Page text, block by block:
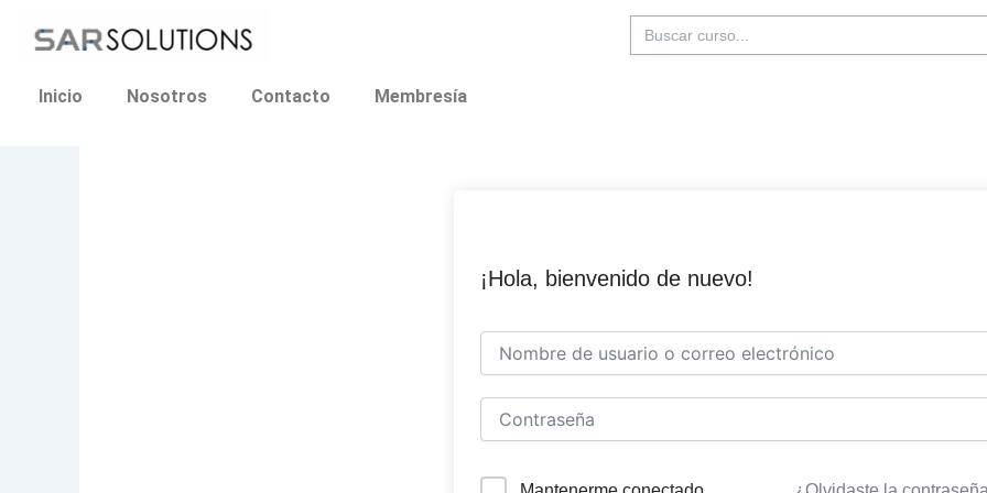
Buscar:
Inicio Nosotros Contacto Membresía
¡Hola, bienvenido de nuevo!